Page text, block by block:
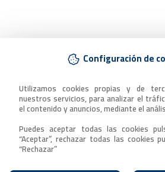
Configuración de
Utilizamos cookies propias y de
nuestros servicios, para analizar el
el contenido y anuncios, mediante el
Puedes aceptar todas las cookies
“Aceptar”, rechazar todas las cookies
“Rechazar”